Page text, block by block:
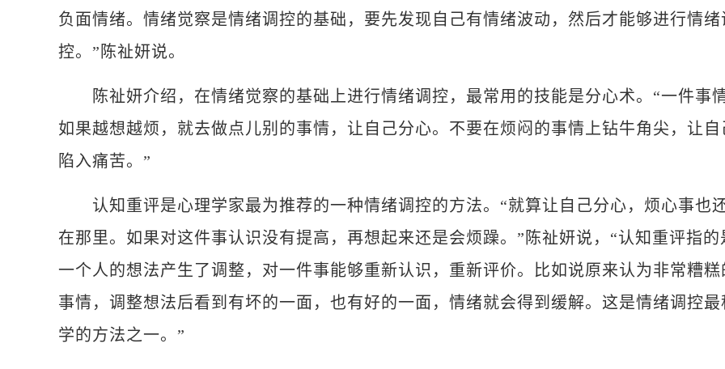
负面情绪。情绪觉察是情绪调控的基础，要先发现自己有情绪波动，然后才能够进行情绪
控。”陈祉妍说。
陈祉妍介绍，在情绪觉察的基础上进行情绪调控，最常用的技能是分心术。“一件事
如果越想越烦，就去做点儿别的事情，让自己分心。不要在烦闷的事情上钻牛角尖，让自
陷入痛苦。”
认知重评是心理学家最为推荐的一种情绪调控的方法。“就算让自己分心，烦心事也
在那里。如果对这件事认识没有提高，再想起来还是会烦躁。”陈祉妍说，“认知重评指的
一个人的想法产生了调整，对一件事能够重新认识，重新评价。比如说原来认为非常糟糕
事情，调整想法后看到有坏的一面，也有好的一面，情绪就会得到缓解。这是情绪调控最
学的方法之一。”